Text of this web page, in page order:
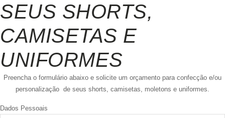
SEUS SHORTS,
CAMISETAS E
UNIFORMES
Preencha o formulário abaixo e solicite um orçamento para confecção e/ou
personalização de seus shorts, camisetas, moletons e uniformes.
Dados Pessoais